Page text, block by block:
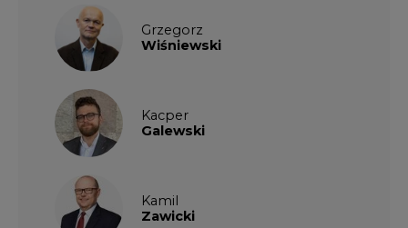
Grzegorz
Wiśniewski
Kacper
Galewski
Kamil
Zawicki